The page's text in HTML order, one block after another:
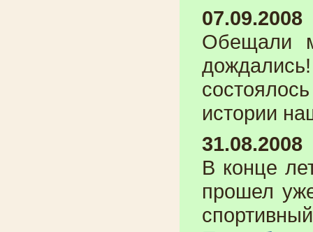
07.09.2008
Обещали
истории
31.08.2008
В конце
прошел